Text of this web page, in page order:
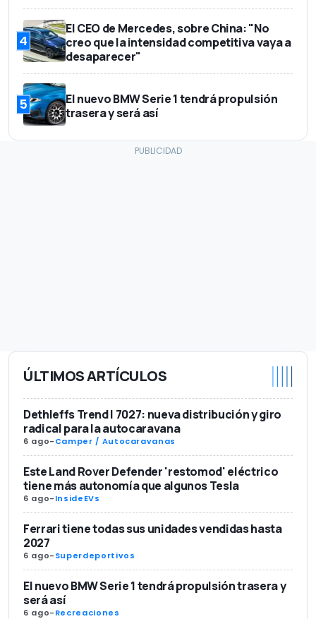
4
El CEO de Mercedes, sobre China: "No
creo que la intensidad competitiva vaya a
desaparecer"
5
El nuevo BMW Serie 1 tendrá propulsión
trasera y será así
ÚLTIMOS ARTÍCULOS
Dethleffs Trend I 7027: nueva distribución y giro
radical para la autocaravana
6 ago-Camper / Autocaravanas
Este Land Rover Defender 'restomod' eléctrico
tiene más autonomía que algunos Tesla
6 ago-InsideEVs
Ferrari tiene todas sus unidades vendidas hasta
2027
6 ago-Superdeportivos
El nuevo BMW Serie 1 tendrá propulsión trasera y
será así
6 ago-Recreaciones